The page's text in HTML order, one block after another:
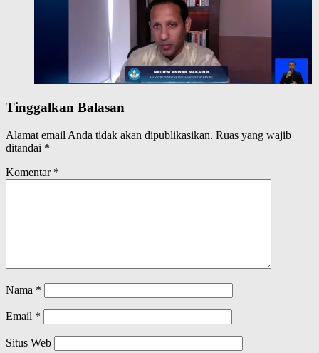
Tinggalkan Balasan
Alamat email Anda tidak akan dipublikasikan. Ruas yang wajib
ditandai *
Komentar *
Nama *
Email *
Situs Web